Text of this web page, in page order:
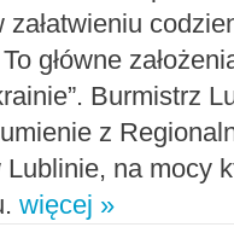
główne
Burmistrz
z
Lublinie, na mocy
więcej »